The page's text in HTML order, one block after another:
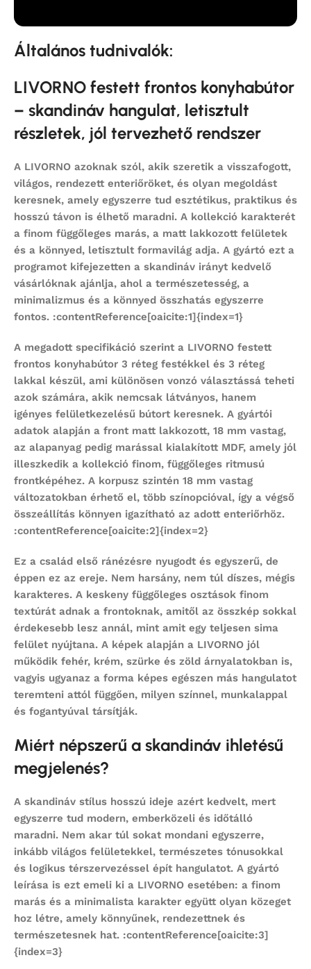
Általános tudnivalók:
LIVORNO festett frontos konyhabútor
– skandináv hangulat, letisztult
részletek, jól tervezhető rendszer
A LIVORNO azoknak szól, akik szeretik a visszafogott,
világos, rendezett enteriőröket, és olyan megoldást
keresnek, amely egyszerre tud esztétikus, praktikus és
hosszú távon is élhető maradni. A kollekció karakterét
a finom függőleges marás, a matt lakkozott felületek
és a könnyed, letisztult formavilág adja. A gyártó ezt a
programot kifejezetten a skandináv irányt kedvelő
vásárlóknak ajánlja, ahol a természetesség, a
minimalizmus és a könnyed összhatás egyszerre
fontos. :contentReference[oaicite:1]{index=1}
A megadott specifikáció szerint a LIVORNO festett
frontos konyhabútor 3 réteg festékkel és 3 réteg
lakkal készül, ami különösen vonzó választássá teheti
azok számára, akik nemcsak látványos, hanem
igényes felületkezelésű bútort keresnek. A gyártói
adatok alapján a front matt lakkozott, 18 mm vastag,
az alapanyag pedig marással kialakított MDF, amely jól
illeszkedik a kollekció finom, függőleges ritmusú
frontképéhez. A korpusz szintén 18 mm vastag
változatokban érhető el, több színopcióval, így a végső
összeállítás könnyen igazítható az adott enteriőrhöz.
:contentReference[oaicite:2]{index=2}
Ez a család első ránézésre nyugodt és egyszerű, de
éppen ez az ereje. Nem harsány, nem túl díszes, mégis
karakteres. A keskeny függőleges osztások finom
textúrát adnak a frontoknak, amitől az összkép sokkal
érdekesebb lesz annál, mint amit egy teljesen sima
felület nyújtana. A képek alapján a LIVORNO jól
működik fehér, krém, szürke és zöld árnyalatokban is,
vagyis ugyanaz a forma képes egészen más hangulatot
teremteni attól függően, milyen színnel, munkalappal
és fogantyúval társítják.
Miért népszerű a skandináv ihletésű
megjelenés?
A skandináv stílus hosszú ideje azért kedvelt, mert
egyszerre tud modern, emberközeli és időtálló
maradni. Nem akar túl sokat mondani egyszerre,
inkább világos felületekkel, természetes tónusokkal
és logikus térszervezéssel épít hangulatot. A gyártó
leírása is ezt emeli ki a LIVORNO esetében: a finom
marás és a minimalista karakter együtt olyan közeget
hoz létre, amely könnyűnek, rendezettnek és
természetesnek hat. :contentReference[oaicite:3]
{index=3}